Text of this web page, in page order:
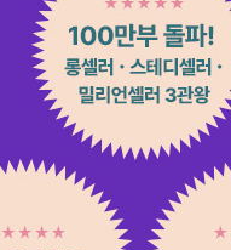
해 극복할 것들